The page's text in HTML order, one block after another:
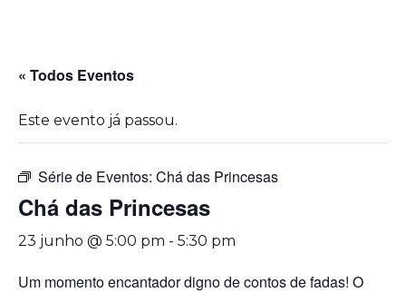
« Todos Eventos
Este evento já passou.
Série de Eventos: Chá das Princesas
Chá das Princesas
23 junho @ 5:00 pm - 5:30 pm
Um momento encantador digno de contos de fadas! O